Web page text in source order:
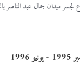
لجسر ميدان جمال عبد الناصر
1996